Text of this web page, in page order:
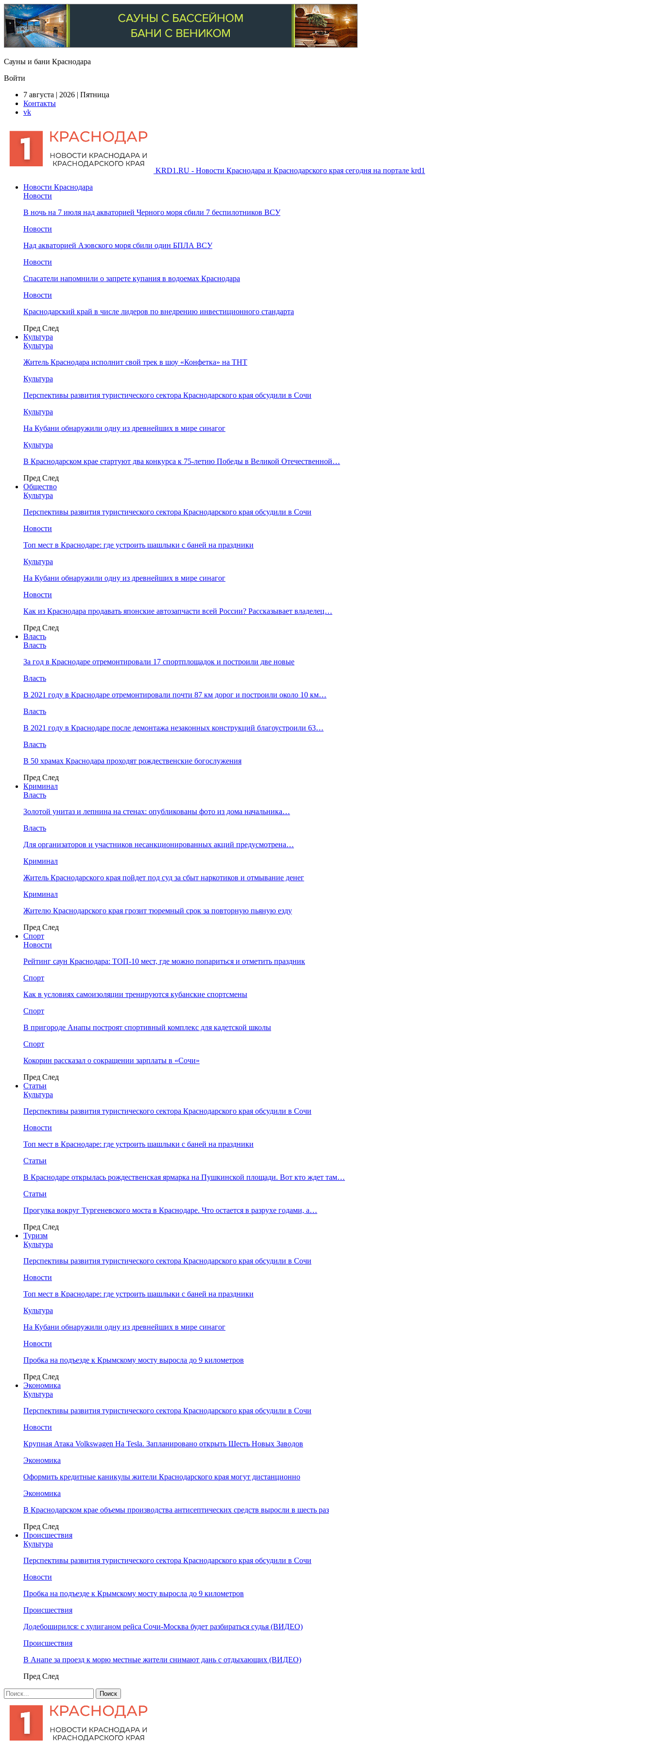
Сауны и бани Краснодара
Войти
7 августа | 2026 | Пятница
Контакты
vk
KRD1.RU - Новости Краснодара и Краснодарского края сегодня на портале krd1
Новости Краснодара
Новости
В ночь на 7 июля над акваторией Черного моря сбили 7 беспилотников ВСУ
Новости
Над акваторией Азовского моря сбили один БПЛА ВСУ
Новости
Спасатели напомнили о запрете купания в водоемах Краснодара
Новости
Краснодарский край в числе лидеров по внедрению инвестиционного стандарта
Пред След
Культура
Культура
Житель Краснодара исполнит свой трек в шоу «Конфетка» на ТНТ
Культура
Перспективы развития туристического сектора Краснодарского края обсудили в Сочи
Культура
На Кубани обнаружили одну из древнейших в мире синагог
Культура
В Краснодарском крае стартуют два конкурса к 75-летию Победы в Великой Отечественной…
Пред След
Общество
Культура
Перспективы развития туристического сектора Краснодарского края обсудили в Сочи
Новости
Топ мест в Краснодаре: где устроить шашлыки с баней на праздники
Культура
На Кубани обнаружили одну из древнейших в мире синагог
Новости
Как из Краснодара продавать японские автозапчасти всей России? Рассказывает владелец…
Пред След
Власть
Власть
За год в Краснодаре отремонтировали 17 спортплощадок и построили две новые
Власть
В 2021 году в Краснодаре отремонтировали почти 87 км дорог и построили около 10 км…
Власть
В 2021 году в Краснодаре после демонтажа незаконных конструкций благоустроили 63…
Власть
В 50 храмах Краснодара проходят рождественские богослужения
Пред След
Криминал
Власть
​Золотой унитаз и лепнина на стенах: опубликованы фото из дома начальника…
Власть
Для организаторов и участников несанкционированных акций предусмотрена…
Криминал
Житель Краснодарского края пойдет под суд за сбыт наркотиков и отмывание денег
Криминал
Жителю Краснодарского края грозит тюремный срок за повторную пьяную езду
Пред След
Спорт
Новости
Рейтинг саун Краснодара: ТОП-10 мест, где можно попариться и отметить праздник
Спорт
Как в условиях самоизоляции тренируются кубанские спортсмены
Спорт
В пригороде Анапы построят спортивный комплекс для кадетской школы
Спорт
Кокорин рассказал о сокращении зарплаты в «Сочи»
Пред След
Статьи
Культура
Перспективы развития туристического сектора Краснодарского края обсудили в Сочи
Новости
Топ мест в Краснодаре: где устроить шашлыки с баней на праздники
Статьи
В Краснодаре открылась рождественская ярмарка на Пушкинской площади. Вот кто ждет там…
Статьи
Прогулка вокруг Тургеневского моста в Краснодаре. Что остается в разрухе годами, а…
Пред След
Туризм
Культура
Перспективы развития туристического сектора Краснодарского края обсудили в Сочи
Новости
Топ мест в Краснодаре: где устроить шашлыки с баней на праздники
Культура
На Кубани обнаружили одну из древнейших в мире синагог
Новости
Пробка на подъезде к Крымскому мосту выросла до 9 километров
Пред След
Экономика
Культура
Перспективы развития туристического сектора Краснодарского края обсудили в Сочи
Новости
Крупная Атака Volkswagen На Tesla. Запланировано открыть Шесть Новых Заводов
Экономика
Оформить кредитные каникулы жители Краснодарского края могут дистанционно
Экономика
В Краснодарском крае объемы производства антисептических средств выросли в шесть раз
Пред След
Происшествия
Культура
Перспективы развития туристического сектора Краснодарского края обсудили в Сочи
Новости
Пробка на подъезде к Крымскому мосту выросла до 9 километров
Происшествия
Додебоширился: с хулиганом рейса Сочи-Москва будет разбираться судья (ВИДЕО)
Происшествия
В Анапе за проезд к морю местные жители снимают дань с отдыхающих (ВИДЕО)
Пред След